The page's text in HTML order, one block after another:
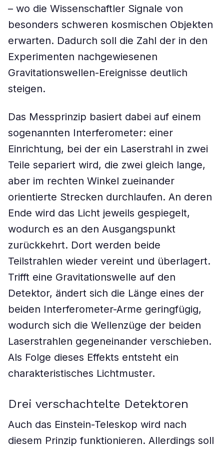
– wo die Wissenschaftler Signale von
besonders schweren kosmischen Objekten
erwarten. Dadurch soll die Zahl der in den
Experimenten nachgewiesenen
Gravitationswellen-Ereignisse deutlich
steigen.
Das Messprinzip basiert dabei auf einem
sogenannten Interferometer: einer
Einrichtung, bei der ein Laserstrahl in zwei
Teile separiert wird, die zwei gleich lange,
aber im rechten Winkel zueinander
orientierte Strecken durchlaufen. An deren
Ende wird das Licht jeweils gespiegelt,
wodurch es an den Ausgangspunkt
zurückkehrt. Dort werden beide
Teilstrahlen wieder vereint und überlagert.
Trifft eine Gravitationswelle auf den
Detektor, ändert sich die Länge eines der
beiden Interferometer-Arme geringfügig,
wodurch sich die Wellenzüge der beiden
Laserstrahlen gegeneinander verschieben.
Als Folge dieses Effekts entsteht ein
charakteristisches Lichtmuster.
Drei verschachtelte Detektoren
Auch das Einstein-Teleskop wird nach
diesem Prinzip funktionieren. Allerdings soll